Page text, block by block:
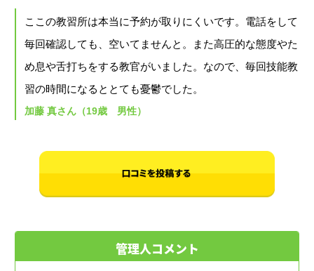
ここの教習所は本当に予約が取りにくいです。電話をして
毎回確認しても、空いてませんと。また高圧的な態度やた
め息や舌打ちをする教官がいました。なので、毎回技能教
習の時間になるととても憂鬱でした。
加藤 真さん（19歳 男性）
管理人コメント